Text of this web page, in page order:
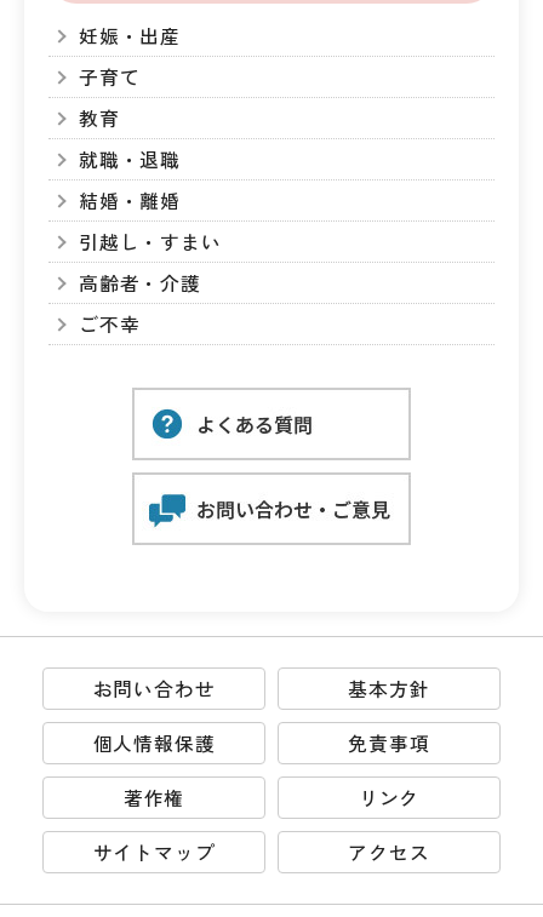
妊娠・出産
子育て
教育
就職・退職
結婚・離婚
引越し・すまい
高齢者・介護
ご不幸
お問い合わせ
基本方針
個人情報保護
免責事項
著作権
リンク
サイトマップ
アクセス